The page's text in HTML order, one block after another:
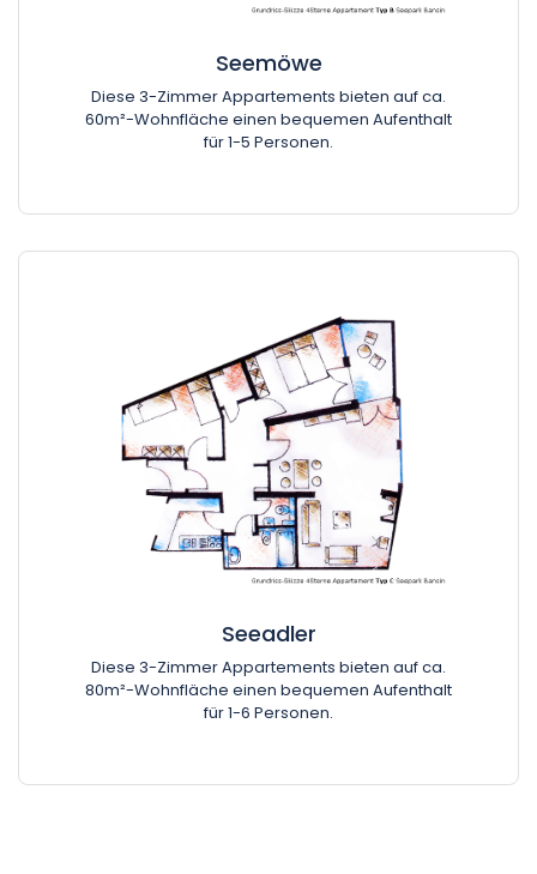
Seemöwe
Diese 3-Zimmer Appartements bieten auf ca.
60m²-Wohnfläche einen bequemen Aufenthalt
für 1-5 Personen.
Seeadler
Diese 3-Zimmer Appartements bieten auf ca.
80m²-Wohnfläche einen bequemen Aufenthalt
für 1-6 Personen.